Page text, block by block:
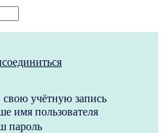
учётную запись
имя пользователя
пароль